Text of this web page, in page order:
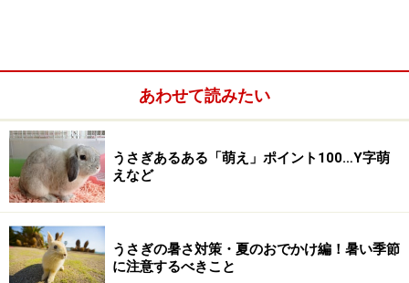
うさぎの秘密2. かじる
あわせて読みたい
うさぎあるある「萌え」ポイント100…Y字萌
えなど
うさぎの暑さ対策・夏のおでかけ編！暑い季節
に注意するべきこと